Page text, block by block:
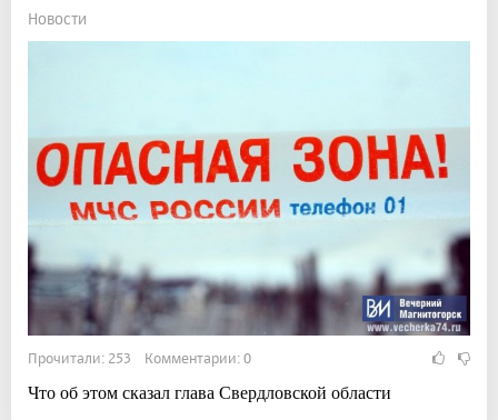
Новости
Прочитали: 253 Комментарии: 0
Что об этом сказал глава Свердловской области